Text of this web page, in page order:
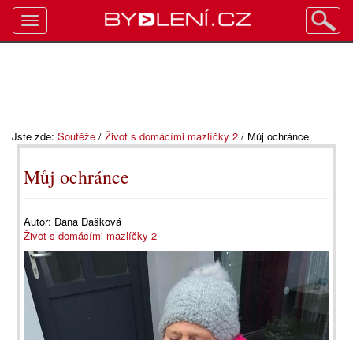
Jste zde: Soutěže / Život s domácími mazlíčky 2 / Můj ochránce
Můj ochránce
Autor: Dana Dašková
Život s domácími mazlíčky 2
Toggle
navigation